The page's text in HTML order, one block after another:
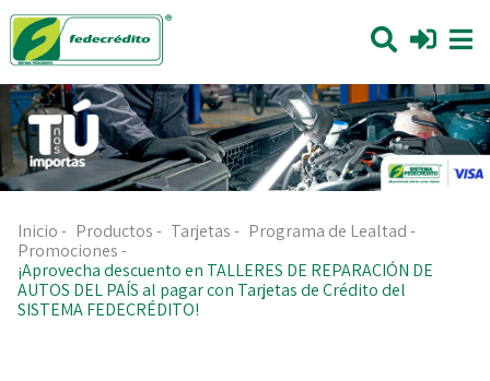
Inicio- Productos- Tarjetas- Programa de Lealtad-
Promociones-
¡Aprovecha descuento en TALLERES DE REPARACIÓN DE
AUTOS DEL PAÍS al pagar con Tarjetas de Crédito del
SISTEMA FEDECRÉDITO!